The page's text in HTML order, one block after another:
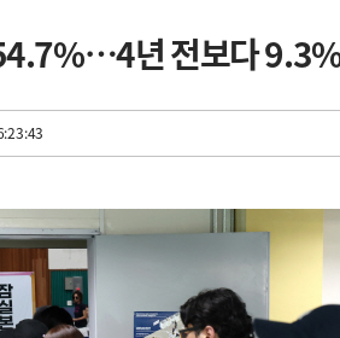
년 전보다